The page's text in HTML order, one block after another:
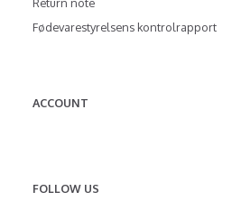
Fødevarestyrelsens kontrolrapport
ACCOUNT
FOLLOW US